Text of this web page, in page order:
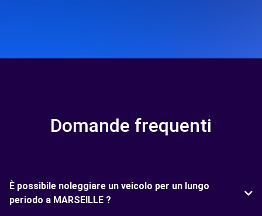
Domande frequenti
È possibile noleggiare un veicolo per un lungo
periodo a MARSEILLE ?